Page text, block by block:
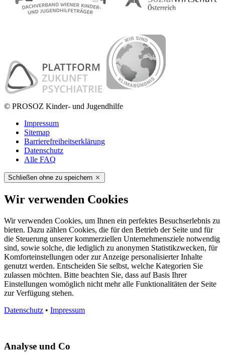
© PROSOZ Kinder- und Jugendhilfe
Impressum
Sitemap
Barrierefreiheitserklärung
Datenschutz
Alle FAQ
Schließen ohne zu speichern
Wir verwenden Cookies
Wir verwenden Cookies, um Ihnen ein perfektes Besuchserlebnis zu
bieten. Dazu zählen Cookies, die für den Betrieb der Seite und für
die Steuerung unserer kommerziellen Unternehmensziele notwendig
sind, sowie solche, die lediglich zu anonymen Statistikzwecken, für
Komforteinstellungen oder zur Anzeige personalisierter Inhalte
genutzt werden. Entscheiden Sie selbst, welche Kategorien Sie
zulassen möchten. Bitte beachten Sie, dass auf Basis Ihrer
Einstellungen womöglich nicht mehr alle Funktionalitäten der Seite
zur Verfügung stehen.
Datenschutz • Impressum
Analyse und Co